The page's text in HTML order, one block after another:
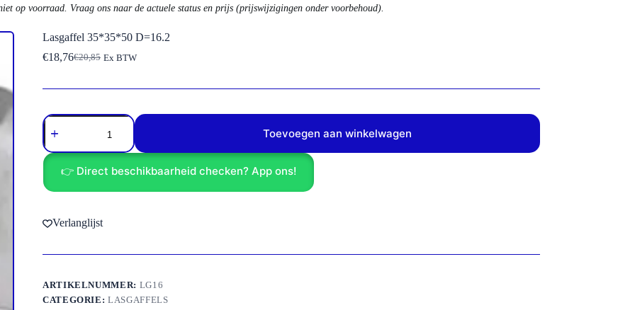
op voorraad. Vraag ons naar de actuele status en prijs (prijswijzigingen onder voorbehoud).
Lasgaffel 35*35*50 D=16.2
€20,85
Oorspronkelijke
was:
€18,76Huidige
is:
Ex BTW
Lasgaffel
35*35*50
D=16.2
aantal
Toevoegen aan winkelwagen
👉 Direct beschikbaarheid checken? App ons!
Verlanglijst
ARTIKELNUMMER: LG16
CATEGORIE:LASGAFFELS